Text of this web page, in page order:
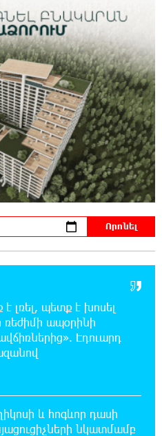
«ամբողջ
է անվանել
նկատմամբ
զգացմունքների հետ խաղը
Նարեկ
խնդիրները պետք է
Կարապետյանը հանդես է
ի վարկանիշային
է դրականի
լռել, պետք է խոսել
ռեժիմի ապօրինի
Էդուարդ
և հոգևոր դասի
նկատմամբ